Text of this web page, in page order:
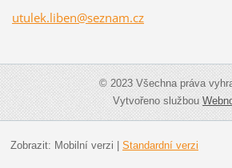
utulek.liben@seznam.cz
© 2023 Všechna práva
Vytvořeno službou
Zobrazit: Mobilní verzi | Standardní verzi